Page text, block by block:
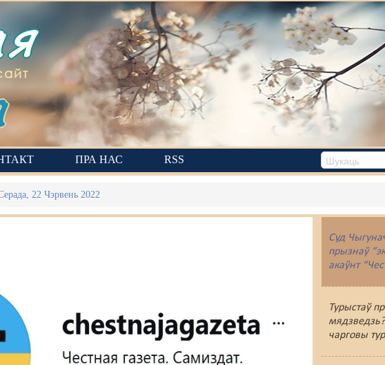
ПРА НАС RSS
22 Чэрвень 2022
Суд
прызнаў
акаўнт
Турыстаў
чарговы